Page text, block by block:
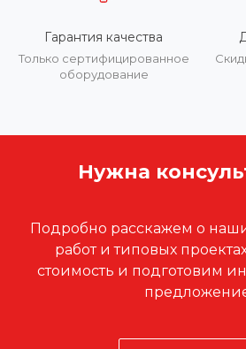
Гарантия качества
Только сертифицированное
оборудование
Нужна
Подробно расскажем о
работ и типовых
стоимость и подготовим